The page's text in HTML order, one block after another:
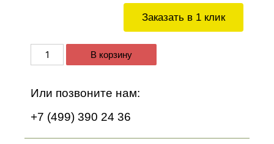
Заказать в 1 клик
В корзину
Или позвоните нам:
+7 (499) 390 24 36